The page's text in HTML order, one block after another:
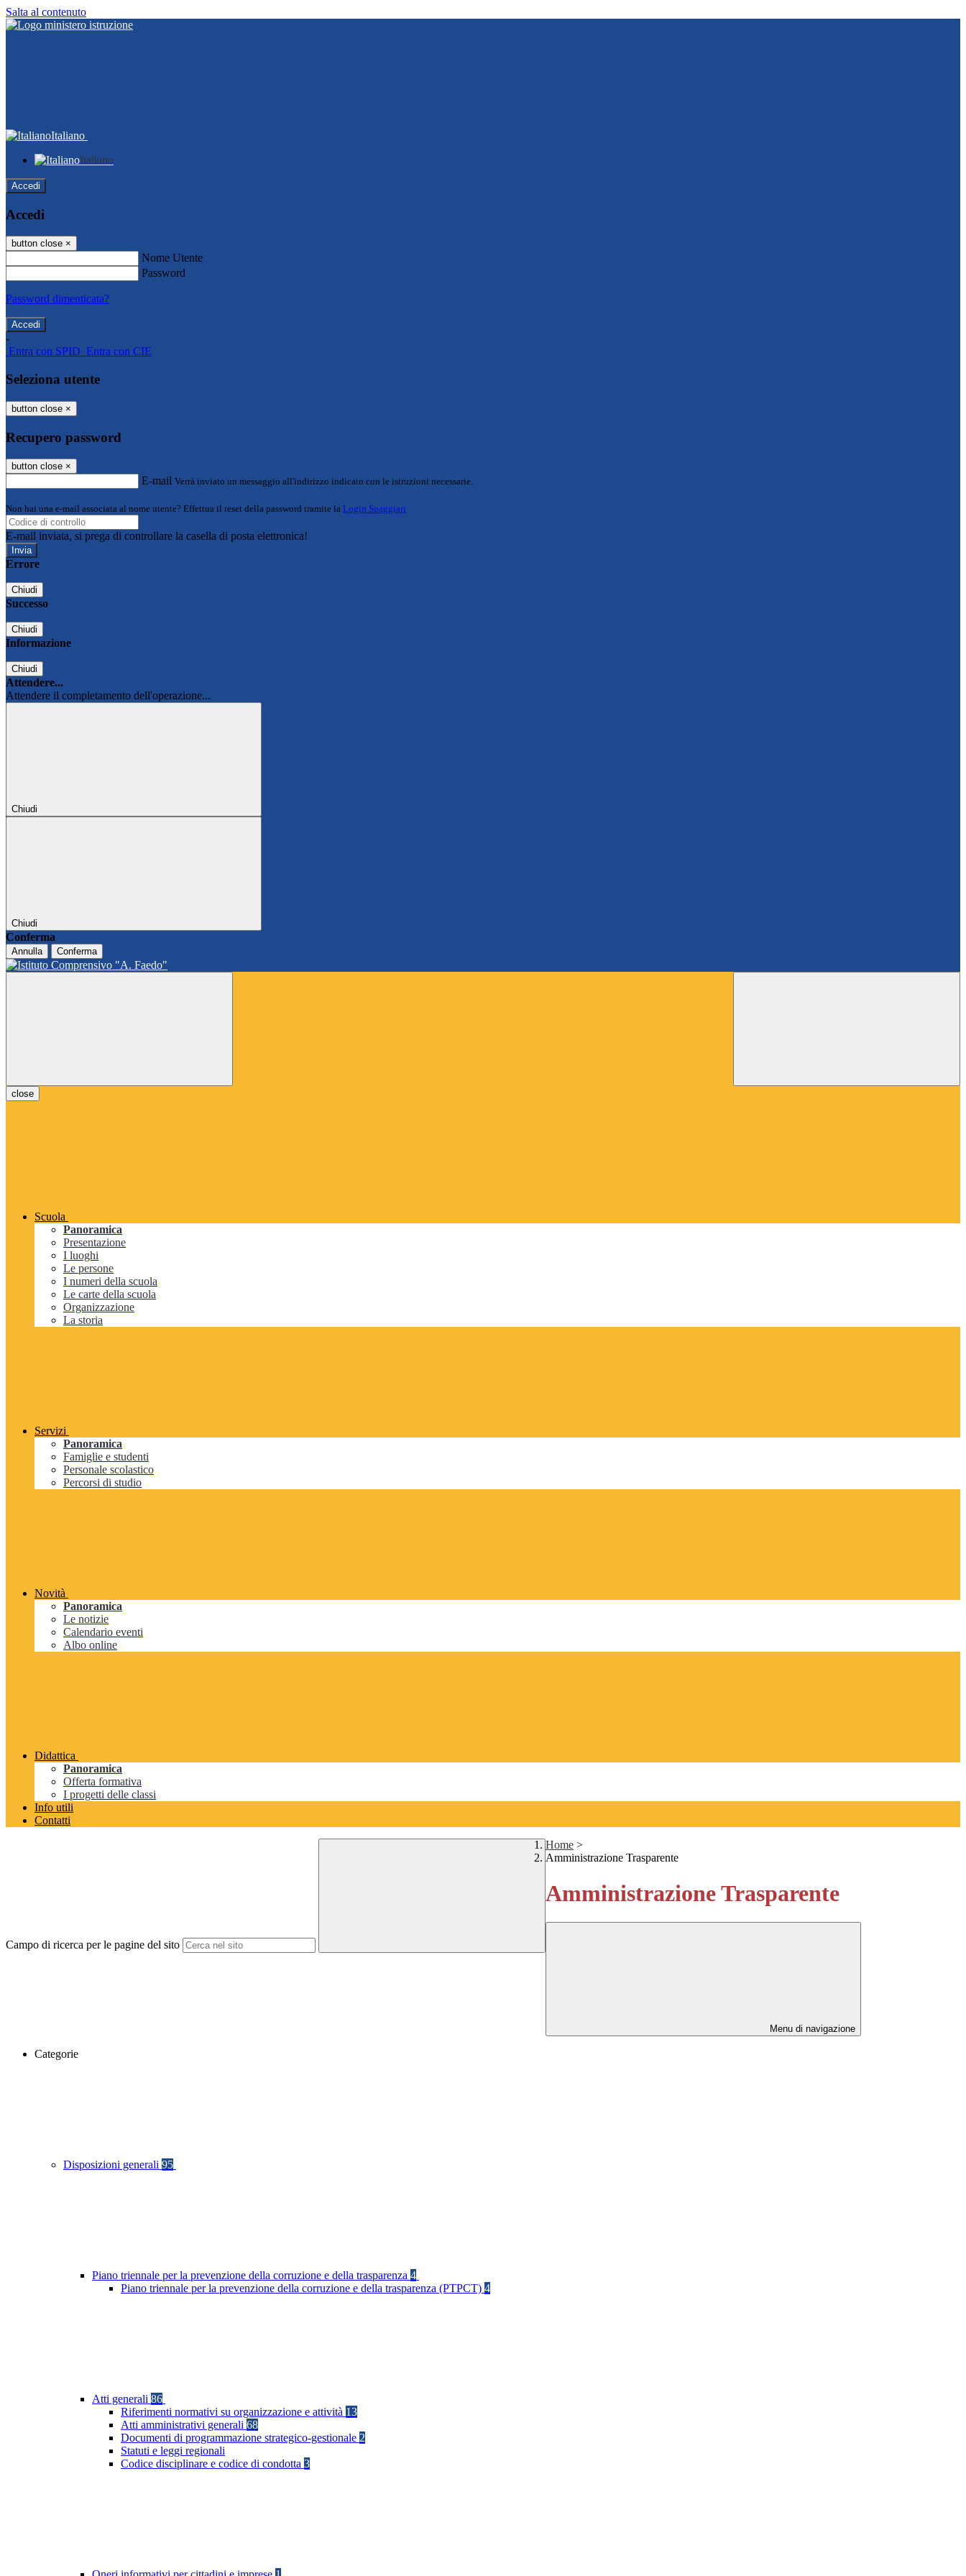
Salta al contenuto
Italiano
Italiano
Accedi
Accedi
button close ×
Nome Utente
Password
Password dimenticata?
-
Entra con SPID Entra con CIE
Seleziona utente
button close ×
Recupero password
button close ×
E-mail Verrà inviato un messaggio all'indirizzo indicato con le istruzioni necessarie.
Non hai una e-mail associata al nome utente? Effettua il reset della password tramite la Login Spaggiari
E-mail inviata, si prega di controllare la casella di posta elettronica!
Errore
Chiudi
Successo
Chiudi
Informazione
Chiudi
Attendere...
Attendere il completamento dell'operazione...
Chiudi
Chiudi
Conferma
Annulla Conferma
close
Scuola
Panoramica
Presentazione
I luoghi
Le persone
I numeri della scuola
Le carte della scuola
Organizzazione
La storia
Servizi
Panoramica
Famiglie e studenti
Personale scolastico
Percorsi di studio
Novità
Panoramica
Le notizie
Calendario eventi
Albo online
Didattica
Panoramica
Offerta formativa
I progetti delle classi
Info utili
Contatti
Campo di ricerca per le pagine del sito
Home >
Amministrazione Trasparente
Amministrazione Trasparente
Menu di navigazione
Categorie
Disposizioni generali 95
Piano triennale per la prevenzione della corruzione e della trasparenza 4
Piano triennale per la prevenzione della corruzione e della trasparenza (PTPCT) 4
Atti generali 86
Riferimenti normativi su organizzazione e attività 13
Atti amministrativi generali 68
Documenti di programmazione strategico-gestionale 2
Statuti e leggi regionali
Codice disciplinare e codice di condotta 3